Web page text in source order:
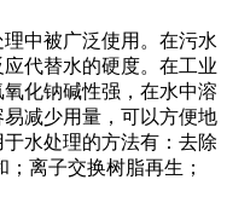
中被广泛使用。在污水
代替水的硬度。在工业
化钠碱性强，在水中溶
减少用量，可以方便地
水处理的方法有：去除
离子交换树脂再生；